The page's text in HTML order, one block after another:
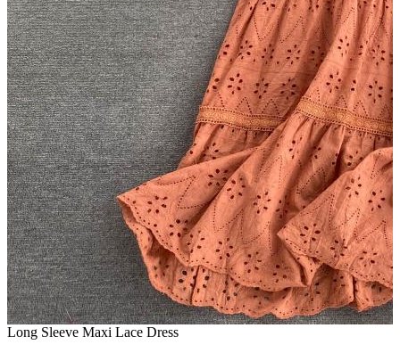
Long Sleeve Maxi Lace Dress